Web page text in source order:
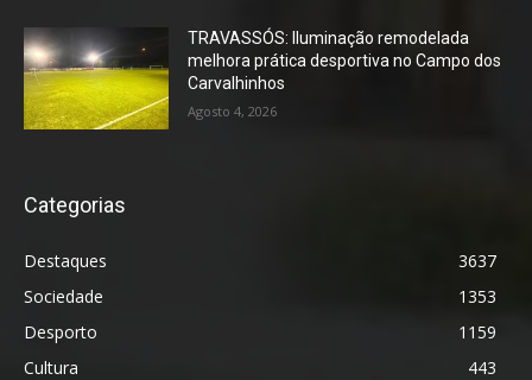
TRAVASSÓS: Iluminação remodelada
melhora prática desportiva no Campo dos
Carvalhinhos
Agosto 4, 2026
Categorias
Destaques
3637
Sociedade
1353
Desporto
1159
Cultura
443